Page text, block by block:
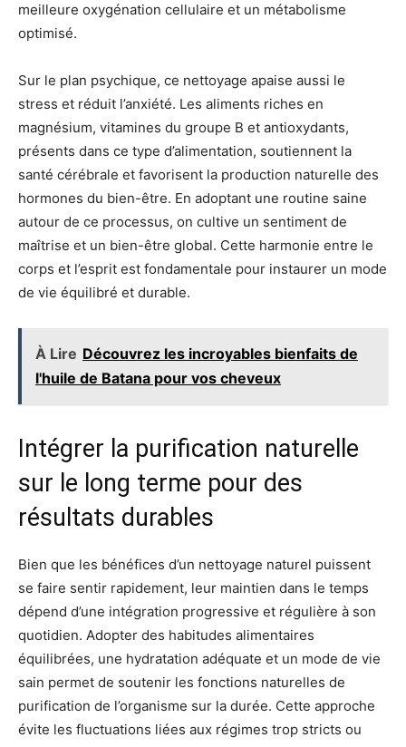
meilleure oxygénation cellulaire et un métabolisme
optimisé.
Sur le plan psychique, ce nettoyage apaise aussi le
stress et réduit l’anxiété. Les aliments riches en
magnésium, vitamines du groupe B et antioxydants,
présents dans ce type d’alimentation, soutiennent la
santé cérébrale et favorisent la production naturelle des
hormones du bien-être. En adoptant une routine saine
autour de ce processus, on cultive un sentiment de
maîtrise et un bien-être global. Cette harmonie entre le
corps et l’esprit est fondamentale pour instaurer un mode
de vie équilibré et durable.
À Lire Découvrez les incroyables bienfaits de
l'huile de Batana pour vos cheveux
Intégrer la purification naturelle
sur le long terme pour des
résultats durables
Bien que les bénéfices d’un nettoyage naturel puissent
se faire sentir rapidement, leur maintien dans le temps
dépend d’une intégration progressive et régulière à son
quotidien. Adopter des habitudes alimentaires
équilibrées, une hydratation adéquate et un mode de vie
sain permet de soutenir les fonctions naturelles de
purification de l’organisme sur la durée. Cette approche
évite les fluctuations liées aux régimes trop stricts ou